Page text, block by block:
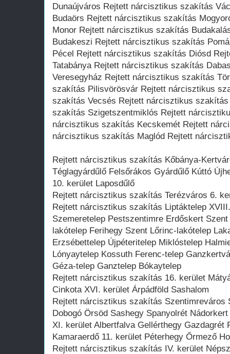
Dunaújváros Rejtett nárcisztikus szakítás
Budaörs Rejtett nárcisztikus szakítás
Monor Rejtett nárcisztikus szakítás
Budakeszi Rejtett nárcisztikus szakítás
Pécel Rejtett nárcisztikus szakítás Diósd
Tatabánya Rejtett nárcisztikus szakítás
Veresegyház Rejtett nárcisztikus szakítás
szakítás Pilisvörösvár Rejtett nárcisztikus
szakítás Vecsés Rejtett nárcisztikus
szakítás Szigetszentmiklós Rejtett
nárcisztikus szakítás Kecskemét Rejtett
nárcisztikus szakítás Maglód Rejtett
Rejtett nárcisztikus szakítás Kőbánya-
Téglagyárdűlő Felsőrákos Gyárdűlő Kúttó
10. kerület Laposdűlő
Rejtett nárcisztikus szakítás Terézváros 6.
Rejtett nárcisztikus szakítás Liptáktelep
Szemeretelep Pestszentimre Erdőskert
lakótelep Ferihegy Szent Lőrinc-lakótelep
Erzsébettelep Újpéteritelep Miklóstelep
Lónyaytelep Kossuth Ferenc-telep
Géza-telep Ganztelep Bókaytelep
Rejtett nárcisztikus szakítás 16. kerület
Cinkota XVI. kerület Árpádföld Sashalom
Rejtett nárcisztikus szakítás Szentimreváros
Dobogó Örsöd Sashegy Spanyolrét
XI. kerület Albertfalva Gellérthegy Gazdagrét
Kamaraerdő 11. kerület Péterhegy Őrmező
Rejtett nárcisztikus szakítás IV. kerület